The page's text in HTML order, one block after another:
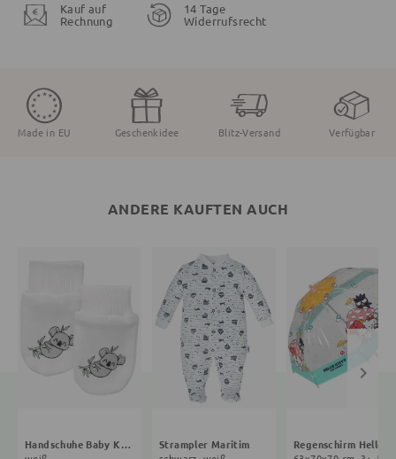
Kauf auf
Rechnung
14 Tage
Widerrufsrecht
Made in EU Geschenkidee Blitz-Versand Verfügbar
ANDERE KAUFTEN AUCH
Handschuhe Baby Koala
Strampler Maritim